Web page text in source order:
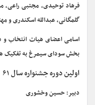
فرهاد توحیدی، مجتبی راعی،
گلمگانی، عبدالله اسکندری و
بخش سودای سیمرغ به تفکیک
اولین دوره جشنواره سال ۶۱
دبیر: حسین وخشوری